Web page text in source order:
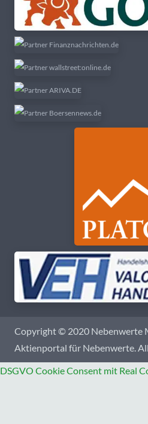
Copyright © 2020 Nebenwerte
Aktienportal für Nebenwerte.
DSGVO Cookie Consent mit Real